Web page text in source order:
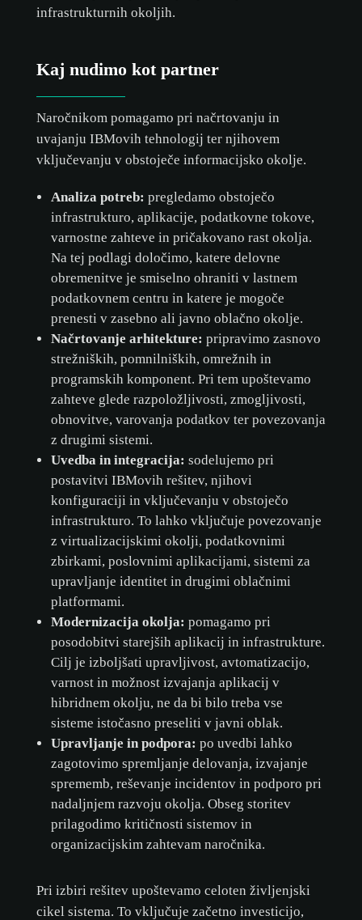
infrastrukturnih okoljih.
Kaj nudimo kot partner
Naročnikom pomagamo pri načrtovanju in
uvajanju IBMovih tehnologij ter njihovem
vključevanju v obstoječe informacijsko okolje.
Analiza potreb: pregledamo obstoječo
infrastrukturo, aplikacije, podatkovne tokove,
varnostne zahteve in pričakovano rast okolja.
Na tej podlagi določimo, katere delovne
obremenitve je smiselno ohraniti v lastnem
podatkovnem centru in katere je mogoče
prenesti v zasebno ali javno oblačno okolje.
Načrtovanje arhitekture: pripravimo zasnovo
strežniških, pomnilniških, omrežnih in
programskih komponent. Pri tem upoštevamo
zahteve glede razpoložljivosti, zmogljivosti,
obnovitve, varovanja podatkov ter povezovanja
z drugimi sistemi.
Uvedba in integracija: sodelujemo pri
postavitvi IBMovih rešitev, njihovi
konfiguraciji in vključevanju v obstoječo
infrastrukturo. To lahko vključuje povezovanje
z virtualizacijskimi okolji, podatkovnimi
zbirkami, poslovnimi aplikacijami, sistemi za
upravljanje identitet in drugimi oblačnimi
platformami.
Modernizacija okolja: pomagamo pri
posodobitvi starejših aplikacij in infrastrukture.
Cilj je izboljšati upravljivost, avtomatizacijo,
varnost in možnost izvajanja aplikacij v
hibridnem okolju, ne da bi bilo treba vse
sisteme istočasno preseliti v javni oblak.
Upravljanje in podpora: po uvedbi lahko
zagotovimo spremljanje delovanja, izvajanje
sprememb, reševanje incidentov in podporo pri
nadaljnjem razvoju okolja. Obseg storitev
prilagodimo kritičnosti sistemov in
organizacijskim zahtevam naročnika.
Pri izbiri rešitev upoštevamo celoten življenjski
cikel sistema. To vključuje začetno investicijo,